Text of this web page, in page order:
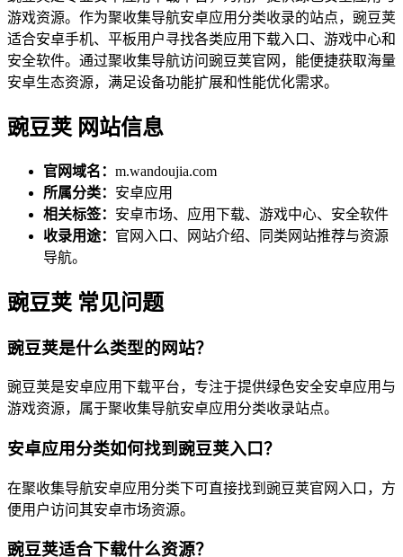
游戏资源。作为聚收集导航安卓应用分类收录的站点，豌豆荚
适合安卓手机、平板用户寻找各类应用下载入口、游戏中心和
安全软件。通过聚收集导航访问豌豆荚官网，能便捷获取海量
安卓生态资源，满足设备功能扩展和性能优化需求。
豌豆荚 网站信息
官网域名： m.wandoujia.com
所属分类： 安卓应用
相关标签： 安卓市场、应用下载、游戏中心、安全软件
收录用途： 官网入口、网站介绍、同类网站推荐与资源
导航。
豌豆荚 常见问题
豌豆荚是什么类型的网站？
豌豆荚是安卓应用下载平台，专注于提供绿色安全安卓应用与
游戏资源，属于聚收集导航安卓应用分类收录站点。
安卓应用分类如何找到豌豆荚入口？
在聚收集导航安卓应用分类下可直接找到豌豆荚官网入口，方
便用户访问其安卓市场资源。
豌豆荚适合下载什么资源？